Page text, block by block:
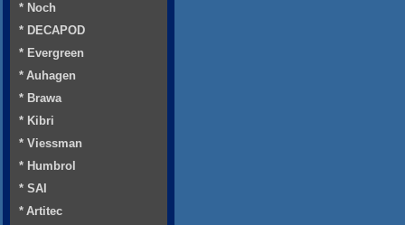
* Noch
* DECAPOD
* Evergreen
* Auhagen
* Brawa
* Kibri
* Viessman
* Humbrol
* SAI
* Artitec